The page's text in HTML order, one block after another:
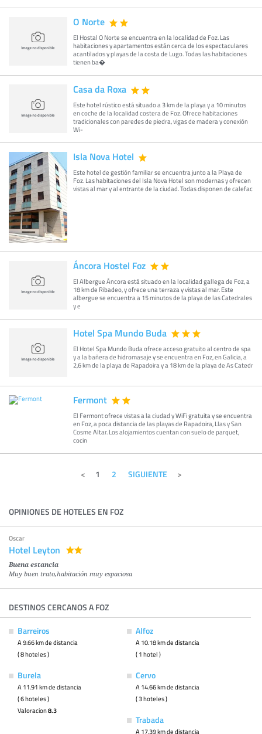
O Norte
El Hostal O Norte se encuentra en la localidad de Foz. Las
habitaciones y apartamentos están cerca de los espectaculares
acantilados y playas de la costa de Lugo. Todas las habitaciones
tienen ba�
Casa da Roxa
Este hotel rústico está situado a 3 km de la playa y a 10 minutos
en coche de la localidad costera de Foz. Ofrece habitaciones
tradicionales con paredes de piedra, vigas de madera y conexión
Wi-
Isla Nova Hotel
Este hotel de gestión familiar se encuentra junto a la Playa de
Foz. Las habitaciones del Isla Nova Hotel son modernas y ofrecen
vistas al mar y al entrante de la ciudad. Todas disponen de calefac
Áncora Hostel Foz
El Albergue Áncora está situado en la localidad gallega de Foz, a
18 km de Ribadeo, y ofrece una terraza y vistas al mar. Este
albergue se encuentra a 15 minutos de la playa de las Catedrales
y e
Hotel Spa Mundo Buda
El Hotel Spa Mundo Buda ofrece acceso gratuito al centro de spa
y a la bañera de hidromasaje y se encuentra en Foz, en Galicia, a
2,6 km de la playa de Rapadoira y a 18 km de la playa de As Catedr
Fermont
El Fermont ofrece vistas a la ciudad y WiFi gratuita y se encuentra
en Foz, a poca distancia de las playas de Rapadoira, Llas y San
Cosme Altar. Los alojamientos cuentan con suelo de parquet,
cocin
1 2 SIGUIENTE
OPINIONES DE HOTELES EN FOZ
Oscar
Hotel Leyton
Buena estancia
Muy buen trato,habitación muy espaciosa
DESTINOS CERCANOS A FOZ
Barreiros
A 9.66 km de distancia
( 8 hoteles )
Alfoz
A 10.18 km de distancia
( 1 hotel )
Burela
A 11.91 km de distancia
( 6 hoteles )
Valoracion8.3
Cervo
A 14.66 km de distancia
( 3 hoteles )
Trabada
A 17.39 km de distancia